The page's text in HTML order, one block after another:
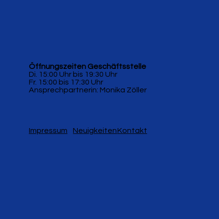
Öffnungszeiten Geschäftsstelle
Di. 15:00 Uhr bis 19:30 Uhr
Fr. 15:00 bis 17:30 Uhr
Ansprechpartnerin: Monika Zöller
Impressum NeuigkeitenKontakt